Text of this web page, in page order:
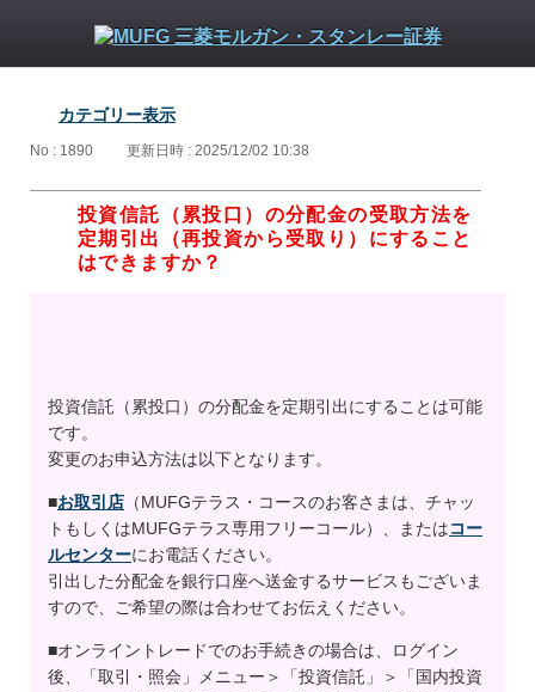
カテゴリー表示
No : 1890 更新日時 : 2025/12/02 10:38
投資信託（累投口）の分配金の受取方法を
定期引出（再投資から受取り）にすること
はできますか？
投資信託（累投口）の分配金を定期引出にすることは可能
です。
変更のお申込方法は以下となります。
■お取引店 （MUFGテラス・コースのお客さまは、チャッ
トもしくはMUFGテラス専用フリーコール）、またはコー
ルセンターにお電話ください。
引出した分配金を銀行口座へ送金するサービスもございま
すので、ご希望の際は合わせてお伝えください。
■オンライントレードでのお手続きの場合は、ログイン
後、「取引・照会」メニュー＞「投資信託」＞「国内投資